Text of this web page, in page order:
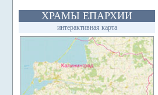
ХРАМЫ ЕПАРХИИ
интерактивная карта